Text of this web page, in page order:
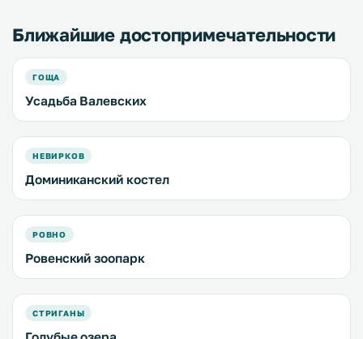
Ближайшие достопримечательности
ГОЩА
Усадьба Валевских
НЕВИРКОВ
Доминиканский костел
РОВНО
Ровенский зоопарк
СТРИГАНЫ